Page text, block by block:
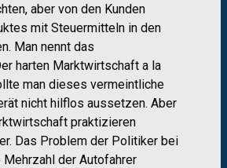
aber von den Kunden
mit Steuermitteln in den
Man nennt das
harten Marktwirtschaft a la
man dieses vermeintliche
nicht hilflos aussetzen. Aber
praktizieren
Das Problem der Politiker bei
der Autofahrer